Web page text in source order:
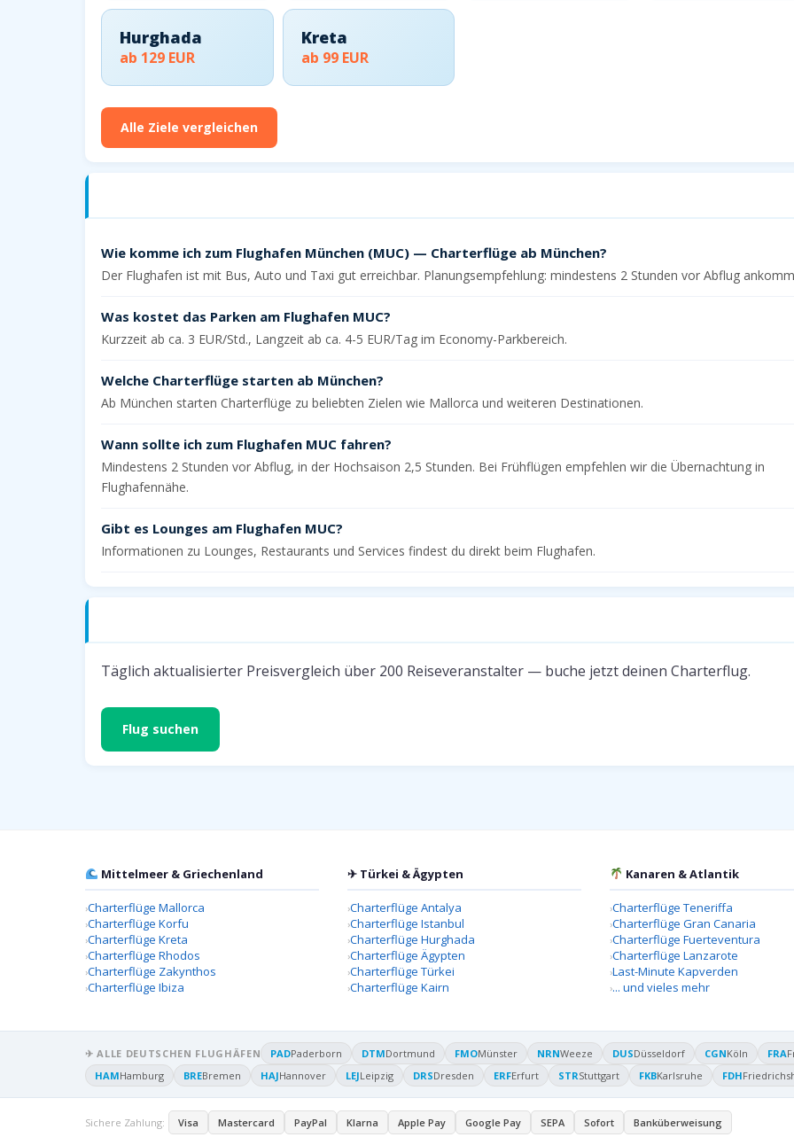
Hurghada
ab 129 EUR
Kreta
ab 99 EUR
Alle Ziele vergleichen
Wie komme ich zum Flughafen München (MUC) — Charterflüge ab München?
Der Flughafen ist mit Bus, Auto und Taxi gut erreichbar. Planungsempfehlung: mindestens 2 Stunden vor Abflug
Was kostet das Parken am Flughafen MUC?
Kurzzeit ab ca. 3 EUR/Std., Langzeit ab ca. 4-5 EUR/Tag im Economy-Parkbereich.
Welche Charterflüge starten ab München?
Ab München starten Charterflüge zu beliebten Zielen wie Mallorca und weiteren Destinationen.
Wann sollte ich zum Flughafen MUC fahren?
Mindestens 2 Stunden vor Abflug, in der Hochsaison 2,5 Stunden. Bei Frühflügen empfehlen wir die Übernachtung in
Flughafennähe.
Gibt es Lounges am Flughafen MUC?
Informationen zu Lounges, Restaurants und Services findest du direkt beim Flughafen.
Täglich aktualisierter Preisvergleich über 200 Reiseveranstalter — buche jetzt deinen Charterflug.
Flug suchen
Mittelmeer & Griechenland
Charterflüge Mallorca
Charterflüge Korfu
Charterflüge Kreta
Charterflüge Rhodos
Charterflüge Zakynthos
Charterflüge Ibiza
✈ Türkei & Ägypten
Charterflüge Antalya
Charterflüge Istanbul
Charterflüge Hurghada
Charterflüge Ägypten
Charterflüge Türkei
Charterflüge Kairn
Kanaren & Atlantik
Charterflüge Teneriffa
Charterflüge Gran Canaria
Charterflüge Fuerteventura
Charterflüge Lanzarote
Last-Minute Kapverden
... und vieles mehr
✈ ALLE DEUTSCHEN FLUGHÄFEN PADPaderborn DTMDortmund FMOMünster NRNWeeze DUSDüsseldorf CGNKöln FRA
HAMHamburg BREBremen HAJHannover LEJLeipzig DRSDresden ERFErfurt STRStuttgart FKBKarlsruhe FDH
Sichere Zahlung: Visa Mastercard PayPal Klarna Apple Pay Google Pay SEPA Sofort Banküberweisung